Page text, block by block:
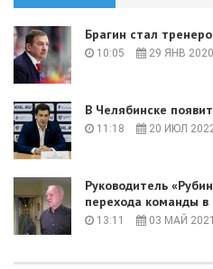
Брагин стал
10:05 29 ЯНВ 2020
В Челябинске
11:18 20 ИЮЛ
Руководитель
перехода команды
13:11 03 МАЙ 2021